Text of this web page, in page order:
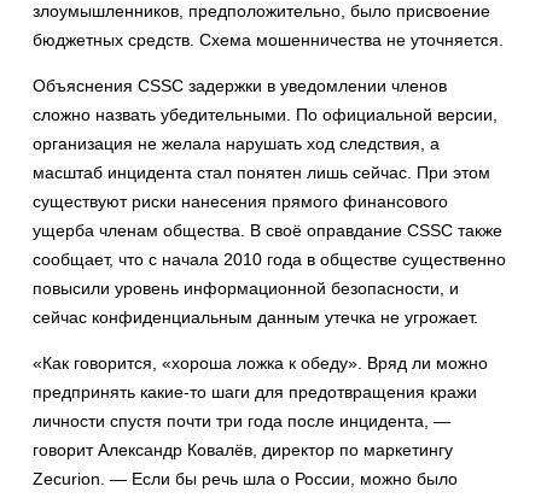
злоумышленников, предположительно, было присвоение
бюджетных средств. Схема мошенничества не уточняется.
Объяснения CSSC задержки в уведомлении членов
сложно назвать убедительными. По официальной версии,
организация не желала нарушать ход следствия, а
масштаб инцидента стал понятен лишь сейчас. При этом
существуют риски нанесения прямого финансового
ущерба членам общества. В своё оправдание CSSC также
сообщает, что с начала 2010 года в обществе существенно
повысили уровень информационной безопасности, и
сейчас конфиденциальным данным утечка не угрожает.
«Как говорится, «хороша ложка к обеду». Вряд ли можно
предпринять какие-то шаги для предотвращения кражи
личности спустя почти три года после инцидента, —
говорит Александр Ковалёв, директор по маркетингу
Zecurion. — Если бы речь шла о России, можно было